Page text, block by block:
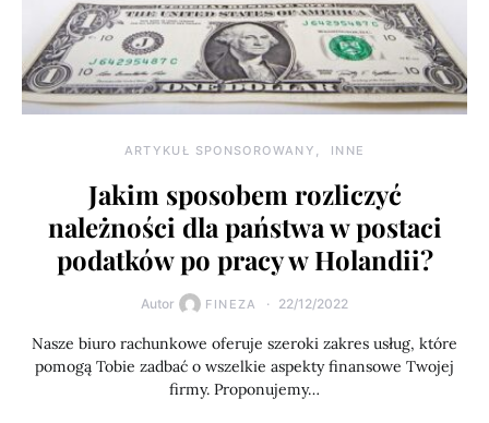
ARTYKUŁ SPONSOROWANY INNE
Jakim sposobem rozliczyć
należności dla państwa w postaci
podatków po pracy w Holandii?
Autor FINEZA 22/12/2022
Nasze biuro rachunkowe oferuje szeroki zakres usług, które
pomogą Tobie zadbać o wszelkie aspekty finansowe Twojej
firmy. Proponujemy…